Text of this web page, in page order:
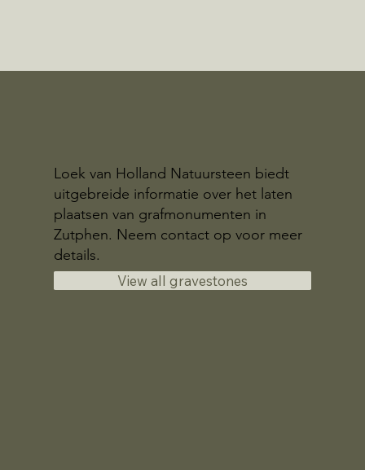
Loek van Holland Natuursteen biedt
uitgebreide informatie over het laten
plaatsen van grafmonumenten in
Zutphen. Neem contact op voor meer
details.
View all gravestones